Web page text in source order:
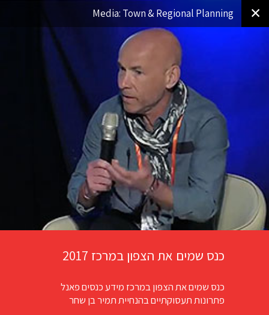
✕
Media: Town & Regional Planning
כנס שמים את הצפון במרכז 2017
כנס שמים את הצפון במרכז מידע כנסים פאנל
פתרונות תעסוקתיים בהנחיית תמיר בן שחר